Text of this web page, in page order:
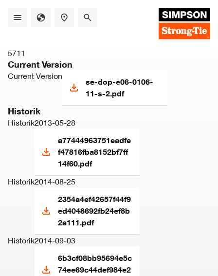
5711
Current Version
Current Version
se-dop-e06-0106-
11-s-2.pdf
Historik
Historik2013-05-28
a77444963751eadfe
f47816fba8152bf7ff
14f60.pdf
Historik2014-08-25
2354a4ef42657f44f9
ed4048692fb24ef8b
2a111.pdf
Historik2014-09-03
6b3cf08bb95694e5c
74ee69c44def984e2